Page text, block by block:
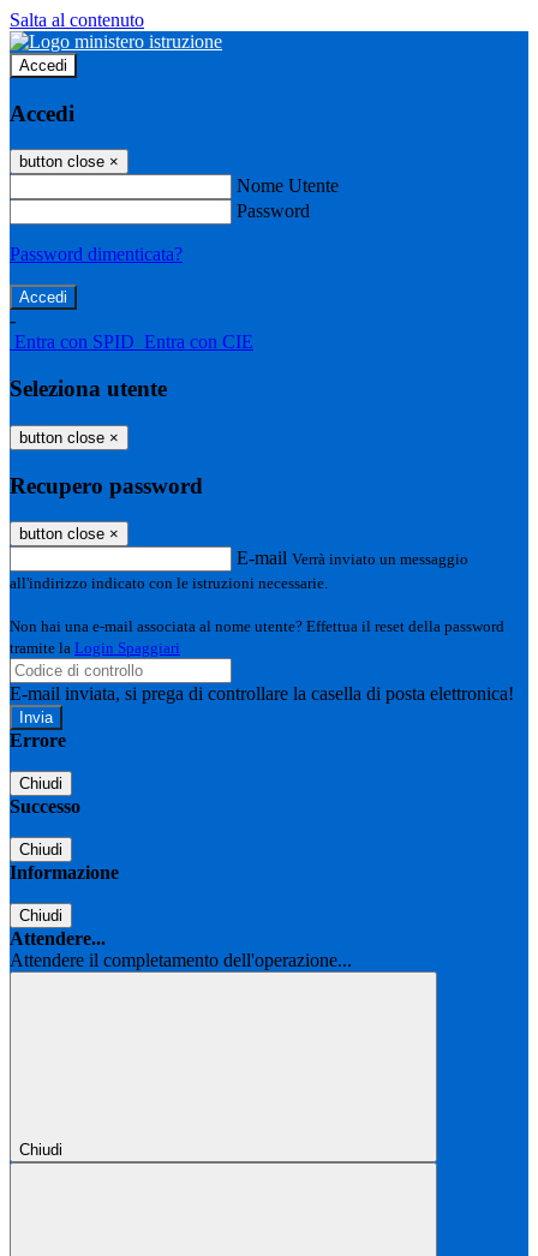
Salta al contenuto
Accedi
Accedi
button close ×
Nome Utente
Password
Password dimenticata?
-
Entra con SPID Entra con CIE
Seleziona utente
button close ×
Recupero password
button close ×
E-mail Verrà inviato un messaggio
all'indirizzo indicato con le istruzioni necessarie.
Non hai una e-mail associata al nome utente? Effettua il reset della password
tramite la Login Spaggiari
E-mail inviata, si prega di controllare la casella di posta elettronica!
Errore
Chiudi
Successo
Chiudi
Informazione
Chiudi
Attendere...
Attendere il completamento dell'operazione...
Chiudi